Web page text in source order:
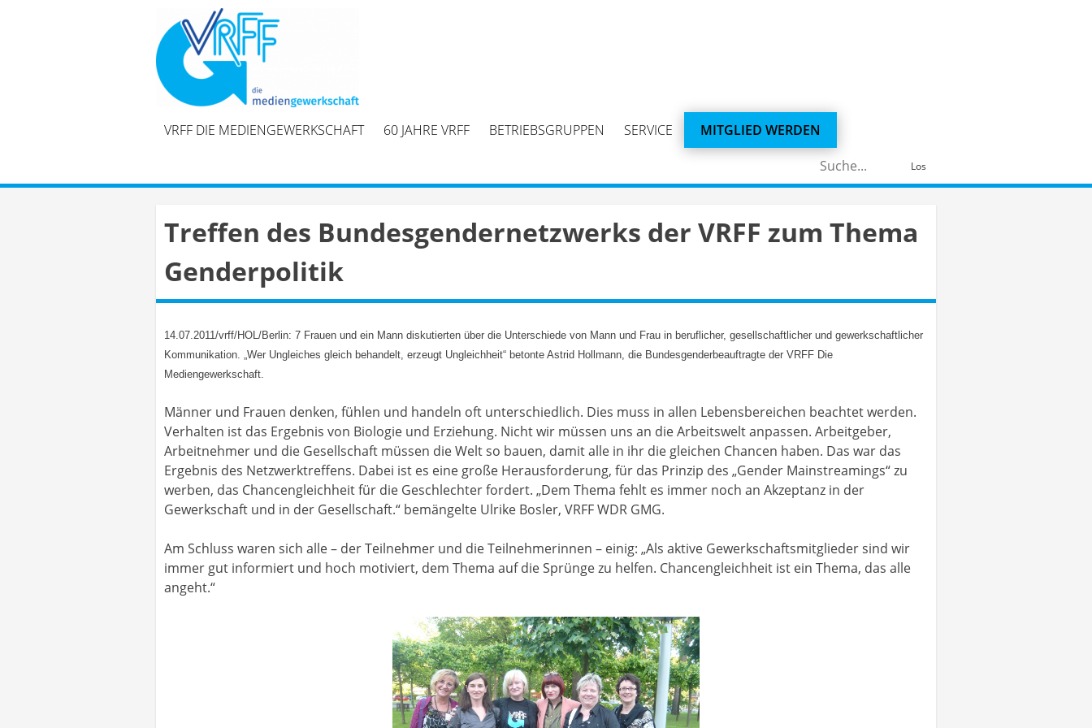
VRFF DIE MEDIENGEWERKSCHAFT 60 JAHRE VRFF BETRIEBSGRUPPEN SERVICE
MITGLIED WERDEN
Los
Treffen des Bundesgendernetzwerks der VRFF zum Thema
Genderpolitik
14.07.2011/vrff/HOL/Berlin: 7 Frauen und ein Mann diskutierten über die Unterschiede von Mann und Frau in beruflicher, gesellschaftlicher und gewerkschaftlicher
Kommunikation. „Wer Ungleiches gleich behandelt, erzeugt Ungleichheit“ betonte Astrid Hollmann, die Bundesgenderbeauftragte der VRFF Die
Mediengewerkschaft.
Männer und Frauen denken, fühlen und handeln oft unterschiedlich. Dies muss in allen Lebensbereichen beachtet werden.
Verhalten ist das Ergebnis von Biologie und Erziehung. Nicht wir müssen uns an die Arbeitswelt anpassen. Arbeitgeber,
Arbeitnehmer und die Gesellschaft müssen die Welt so bauen, damit alle in ihr die gleichen Chancen haben. Das war das
Ergebnis des Netzwerktreffens. Dabei ist es eine große Herausforderung, für das Prinzip des „Gender Mainstreamings“ zu
werben, das Chancengleichheit für die Geschlechter fordert. „Dem Thema fehlt es immer noch an Akzeptanz in der
Gewerkschaft und in der Gesellschaft.“ bemängelte Ulrike Bosler, VRFF WDR GMG.
Am Schluss waren sich alle – der Teilnehmer und die Teilnehmerinnen – einig: „Als aktive Gewerkschaftsmitglieder sind wir
immer gut informiert und hoch motiviert, dem Thema auf die Sprünge zu helfen. Chancengleichheit ist ein Thema, das alle
angeht.“